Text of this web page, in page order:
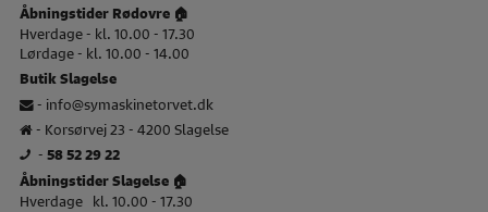
Åbningstider Rødovre 🏠
Hverdage - kl. 10.00 - 17.30
Lørdage - kl. 10.00 - 14.00
Butik Slagelse
- info@symaskinetorvet.dk
- Korsørvej 23 - 4200 Slagelse
- 58 52 29 22
Åbningstider Slagelse 🏠
Hverdage kl. 10.00 - 17.30